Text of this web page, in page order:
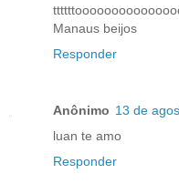
Manaus beijos
Responder
Anônimo 13 de
luan te amo
Responder